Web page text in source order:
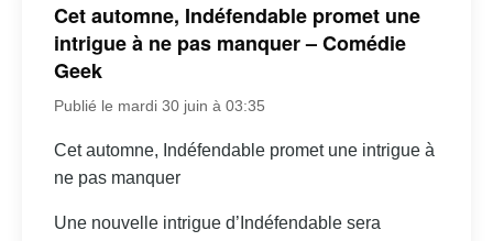
Cet automne, Indéfendable promet une
intrigue à ne pas manquer – Comédie
Geek
Publié le mardi 30 juin à 03:35
Cet automne, Indéfendable promet une intrigue à
ne pas manquer
Une nouvelle intrigue d’Indéfendable sera